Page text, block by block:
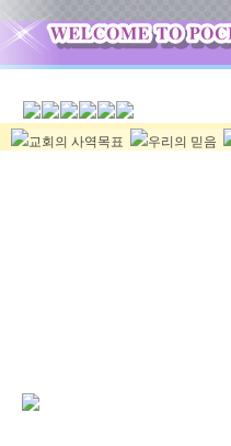
교회의 사역목표 우리의 믿음